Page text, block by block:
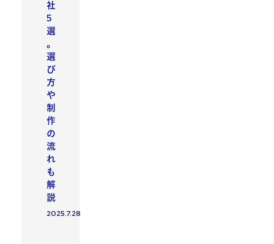
社
5
選
。
選
び
方
や
制
作
の
流
れ
も
解
説
投稿日
2025.7.28